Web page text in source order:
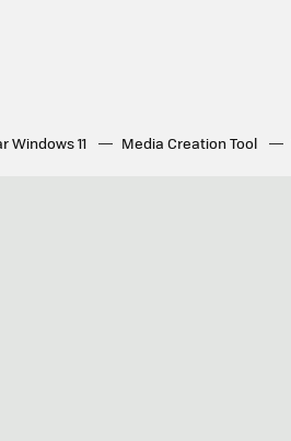
Windows 11 Media Creation Tool